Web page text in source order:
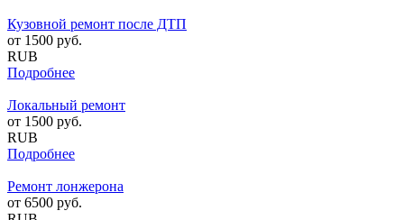
Кузовной ремонт после ДТП
от 1500 руб.
RUB
Подробнее
Локальный ремонт
от 1500 руб.
RUB
Подробнее
Ремонт лонжерона
от 6500 руб.